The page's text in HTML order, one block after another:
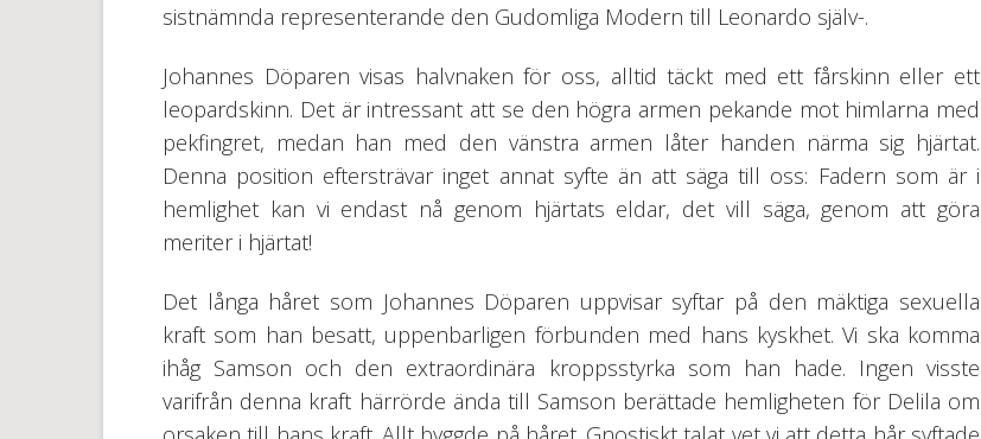
sistnämnda representerande den Gudomliga Modern till Leonardo själv-.
Johannes Döparen visas halvnaken för oss, alltid täckt med ett fårskinn eller ett
leopardskinn. Det är intressant att se den högra armen pekande mot himlarna med
pekfingret, medan han med den vänstra armen låter handen närma sig hjärtat.
Denna position eftersträvar inget annat syfte än att säga till oss: Fadern som är i
hemlighet kan vi endast nå genom hjärtats eldar, det vill säga, genom att göra
meriter i hjärtat!
Det långa håret som Johannes Döparen uppvisar syftar på den mäktiga sexuella
kraft som han besatt, uppenbarligen förbunden med hans kyskhet. Vi ska komma
ihåg Samson och den extraordinära kroppsstyrka som han hade. Ingen visste
varifrån denna kraft härrörde ända till Samson berättade hemligheten för Delila om